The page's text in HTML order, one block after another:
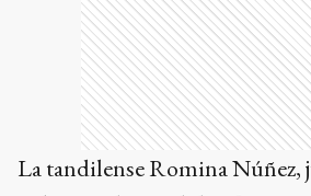
La tandilense Romina Núñez,